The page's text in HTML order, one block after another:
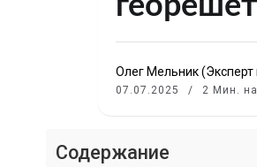
Олег Мельник (Эксперт
07.07.2025 2 Мин.
Содержание